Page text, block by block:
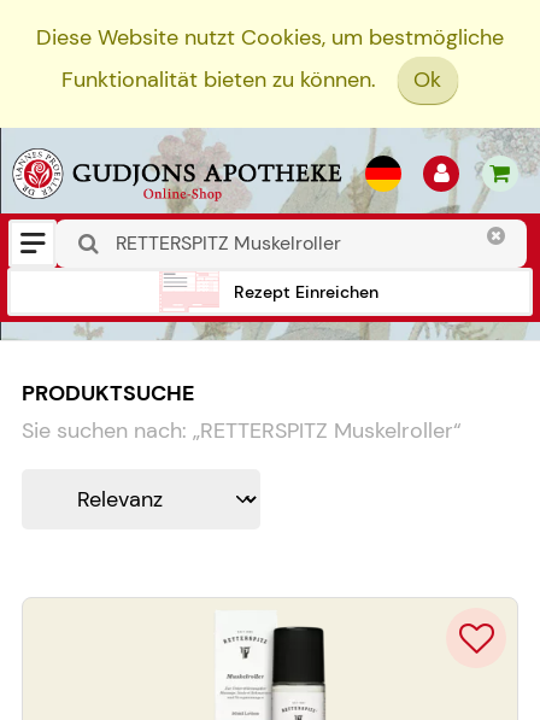
Diese Website nutzt Cookies, um bestmögliche
Funktionalität bieten zu können.
Ok
Rezept Einreichen
PRODUKTSUCHE
Sie suchen nach: „RETTERSPITZ Muskelroller“